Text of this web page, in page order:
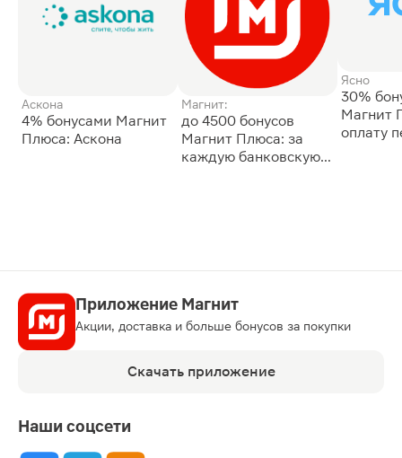
Аскона
4% бонусами Магнит
Плюса: Аскона
Магнит:
до 4500 бонусов
Магнит Плюса: за
каждую банковскую
Ясно
30%
Магнит
оплату
Приложение Магнит
Акции, доставка и больше бонусов за покупки
Скачать приложение
Наши соцсети